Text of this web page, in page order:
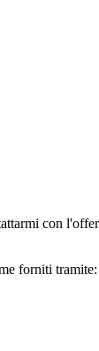
con
forniti tramite: